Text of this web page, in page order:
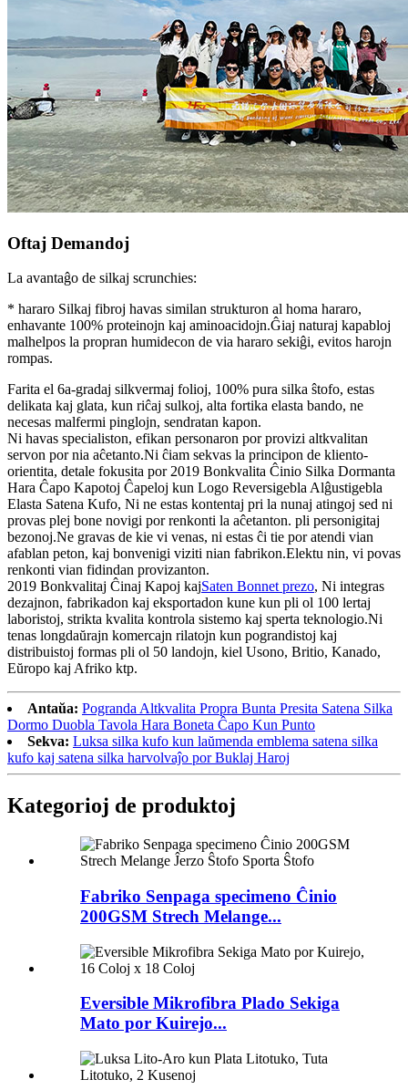
Oftaj Demandoj
La avantaĝo de silkaj scrunchies:
* hararo Silkaj fibroj havas similan strukturon al homa hararo,
enhavante 100% proteinojn kaj aminoacidojn.Ĝiaj naturaj kapabloj
malhelpos la propran humidecon de via hararo sekiĝi, evitos harojn
rompas.
Farita el 6a-gradaj silkvermaj folioj, 100% pura silka ŝtofo, estas
delikata kaj glata, kun riĉaj sulkoj, alta fortika elasta bando, ne
necesas malfermi pinglojn, sendratan kapon.
Ni havas specialiston, efikan personaron por provizi altkvalitan
servon por nia aĉetanto.Ni ĉiam sekvas la principon de kliento-
orientita, detale fokusita por 2019 Bonkvalita Ĉinio Silka Dormanta
Hara Ĉapo Kapotoj Ĉapeloj kun Logo Reversigebla Alĝustigebla
Elasta Satena Kufo, Ni ne estas kontentaj pri la nunaj atingoj sed ni
provas plej bone novigi por renkonti la aĉetanton. pli personigitaj
bezonoj.Ne gravas de kie vi venas, ni estas ĉi tie por atendi vian
afablan peton, kaj bonvenigi viziti nian fabrikon.Elektu nin, vi povas
renkonti vian fidindan provizanton.
2019 Bonkvalitaj Ĉinaj Kapoj kajSaten Bonnet prezo, Ni integras
dezajnon, fabrikadon kaj eksportadon kune kun pli ol 100 lertaj
laboristoj, strikta kvalita kontrola sistemo kaj sperta teknologio.Ni
tenas longdaŭrajn komercajn rilatojn kun pograndistoj kaj
distribuistoj formas pli ol 50 landojn, kiel Usono, Britio, Kanado,
Eŭropo kaj Afriko ktp.
Antaŭa: Pogranda Altkvalita Propra Bunta Presita Satena Silka
Dormo Duobla Tavola Hara Boneta Ĉapo Kun Punto
Sekva: Luksa silka kufo kun laŭmenda emblema satena silka
kufo kaj satena silka harvolvaĵo por Buklaj Haroj
Kategorioj de produktoj
Fabriko Senpaga specimeno Ĉinio
200GSM Strech Melange...
Eversible Mikrofibra Plado Sekiga
Mato por Kuirejo...